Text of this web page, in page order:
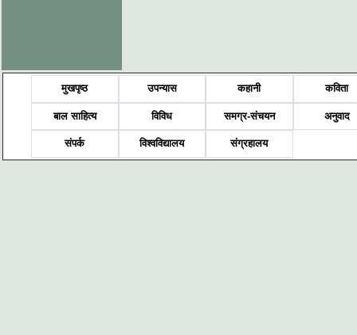
मुखपृष्ठ उपन्यास कहानी कविता
बाल साहित्य विविध समग्र-संचयन अनुवाद
संपर्क विश्वविद्यालय संग्रहालय